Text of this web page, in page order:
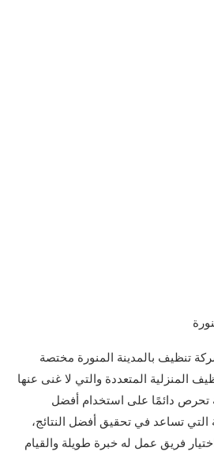
تنظيف بالمدينة المنورة مختصة
المنزلية المتعددة والتي لا غنى عنها
دائمًا على استخدام أفضل
التي تساعد في تحقيق أفضل النتائج،
فريق عمل له خبرة طويلة والقيام